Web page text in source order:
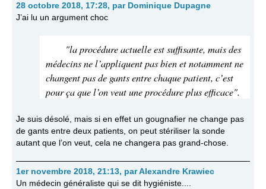
28 octobre 2018, 17:28, par Dominique Dupagne
J’ai lu un argument choc
"la procédure actuelle est suffisante, mais des
médecins ne l’appliquent pas bien et notamment ne
changent pas de gants entre chaque patient, c’est
pour ça que l’on veut une procédure plus efficace".
Je suis désolé, mais si en effet un gougnafier ne change pas
de gants entre deux patients, on peut stériliser la sonde
autant que l’on veut, cela ne changera pas grand-chose.
1er novembre 2018, 21:13, parAlexandre Krawiec
Un médecin généraliste qui se dit hygiéniste....